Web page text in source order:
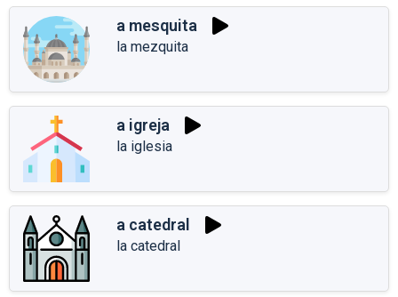
a mesquita
la mezquita
a igreja
la iglesia
a catedral
la catedral